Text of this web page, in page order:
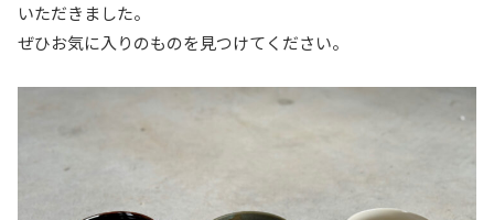
いただきました。
ぜひお気に入りのものを見つけてください。